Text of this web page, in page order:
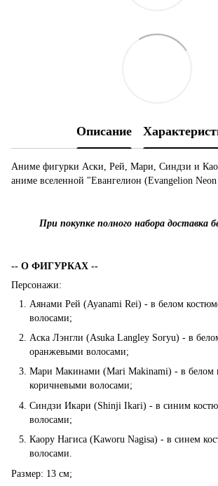
Описание
Аниме фигурки Аски, Рей, Мари, Синдзи и
аниме вселенной "Евангелион (Evangelion Neon
При покупке полного набора доставка
-- О ФИГУРКАХ --
Персонажи:
Аянами Рей (Ayanami Rei) - в белом
волосами;
Аска Лэнгли (Asuka Langley Soryu) - в
оранжевыми волосами;
Мари Макинами (Mari Makinami) - в белом
коричневыми волосами;
Синдзи Икари (Shinji Ikari) - в синим
волосами;
Каору Нагиса (Kaworu Nagisa) - в синем
волосами.
Размер: 13 см;